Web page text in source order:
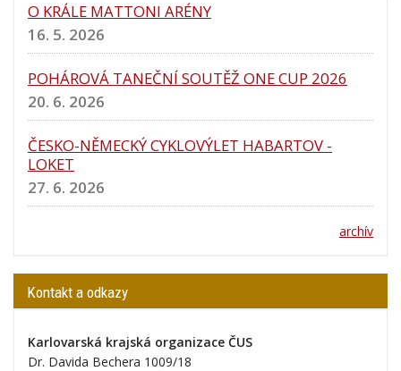
O KRÁLE MATTONI ARÉNY
16. 5. 2026
POHÁROVÁ TANEČNÍ SOUTĚŽ ONE CUP 2026
20. 6. 2026
ČESKO-NĚMECKÝ CYKLOVÝLET HABARTOV -
LOKET
27. 6. 2026
archív
Kontakt a odkazy
Karlovarská krajská organizace ČUS
Dr. Davida Bechera 1009/18